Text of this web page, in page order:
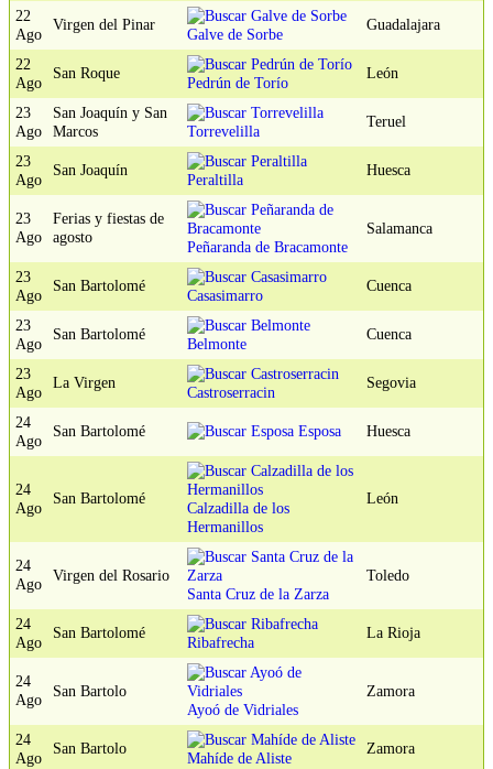
22
Ago
Virgen del Pinar
Galve de Sorbe
Guadalajara
22
Ago
San Roque
Pedrún de Torío
León
23
Ago
San Joaquín y San
Marcos
Torrevelilla
Teruel
23
Ago
San Joaquín
Peraltilla
Huesca
23
Ago
Ferias y fiestas de
agosto
Peñaranda de Bracamonte
Salamanca
23
Ago
San Bartolomé
Casasimarro
Cuenca
23
Ago
San Bartolomé
Belmonte
Cuenca
23
Ago
La Virgen
Castroserracin
Segovia
24
Ago
San Bartolomé Esposa Huesca
24
Ago
San Bartolomé
Calzadilla de los
Hermanillos
León
24
Ago
Virgen del Rosario
Santa Cruz de la Zarza
Toledo
24
Ago
San Bartolomé
Ribafrecha
La Rioja
24
Ago
San Bartolo
Ayoó de Vidriales
Zamora
24
Ago
San Bartolo
Mahíde de Aliste
Zamora